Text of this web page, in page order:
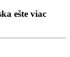
ešte viac